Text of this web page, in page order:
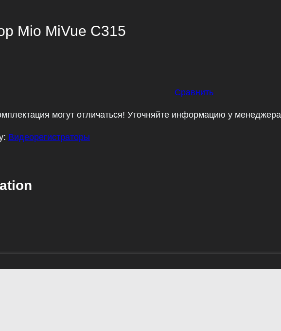
Mio MiVue C315
Сравнить
могут отличаться! Уточняйте информацию у менеджера
Видеорегистраторы